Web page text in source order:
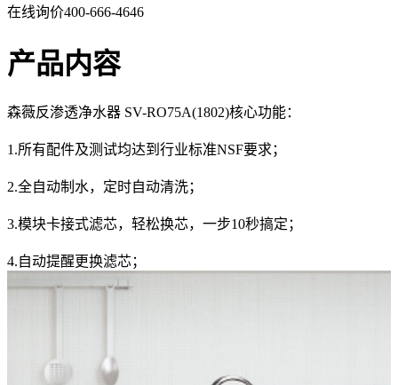
在线询价400-666-4646
产品内容
森薇反渗透净水器 SV-RO75A(1802)核心功能：
1.所有配件及测试均达到行业标准NSF要求；
2.全自动制水，定时自动清洗；
3.模块卡接式滤芯，轻松换芯，一步10秒搞定；
4.自动提醒更换滤芯；